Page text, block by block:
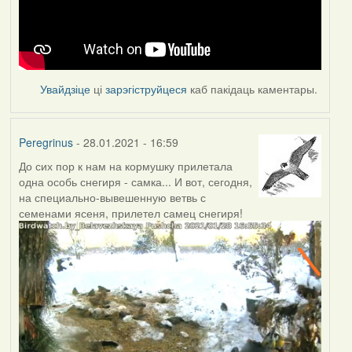
Увайдзіце цізарэгіструйцеся каб пакідаць каментары.
Peregrinus- 28.01.2021 - 16:59
До сих пор к нам на кормушку прилетала
одна особь снегиря - самка... И вот, сегодня,
на специально-вывешенную ветвь с
семенами ясеня, прилетел самец снегиря!